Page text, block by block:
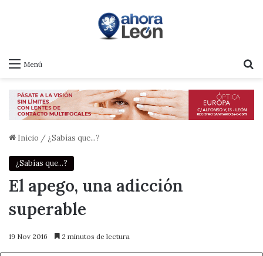
Menú
Inicio / ¿Sabías que...?
¿Sabías que...?
El apego, una adicción
superable
19 Nov 2016 2 minutos de lectura